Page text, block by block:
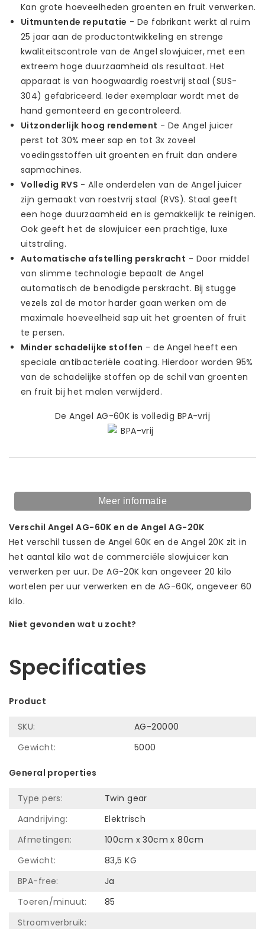
Kan grote hoeveelheden groenten en fruit verwerken.
Uitmuntende reputatie - De fabrikant werkt al ruim
25 jaar aan de productontwikkeling en strenge
kwaliteitscontrole van de Angel slowjuicer, met een
extreem hoge duurzaamheid als resultaat. Het
apparaat is van hoogwaardig roestvrij staal (SUS-
304) gefabriceerd. Ieder exemplaar wordt met de
hand gemonteerd en gecontroleerd.
Uitzonderlijk hoog rendement - De Angel juicer
perst tot 30% meer sap en tot 3x zoveel
voedingsstoffen uit groenten en fruit dan andere
sapmachines.
Volledig RVS - Alle onderdelen van de Angel juicer
zijn gemaakt van roestvrij staal (RVS). Staal geeft
een hoge duurzaamheid en is gemakkelijk te reinigen.
Ook geeft het de slowjuicer een prachtige, luxe
uitstraling.
Automatische afstelling perskracht - Door middel
van slimme technologie bepaalt de Angel
automatisch de benodigde perskracht. Bij stugge
vezels zal de motor harder gaan werken om de
maximale hoeveelheid sap uit het groenten of fruit
te persen.
Minder schadelijke stoffen - de Angel heeft een
speciale antibacteriële coating. Hierdoor worden 95%
van de schadelijke stoffen op de schil van groenten
en fruit bij het malen verwijderd.
De Angel AG-60K is volledig BPA-vrij
Meer informatie
Verschil Angel AG-60K en de Angel AG-20K
Het verschil tussen de Angel 60K en de Angel 20K zit in
het aantal kilo wat de commerciële slowjuicer kan
verwerken per uur. De AG-20K kan ongeveer 20 kilo
wortelen per uur verwerken en de AG-60K, ongeveer 60
kilo.
Niet gevonden wat u zocht?
Specificaties
Product
SKU:
AG-20000
Gewicht:
5000
General properties
Type pers:
Twin gear
Aandrijving:
Elektrisch
Afmetingen:
100cm x 30cm x 80cm
Gewicht:
83,5 KG
BPA-free:
Ja
Toeren/minuut:
85
Stroomverbruik: